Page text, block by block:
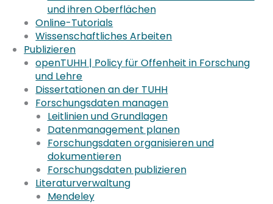
und ihren Oberflächen
Online-Tutorials
Wissenschaftliches Arbeiten
Publizieren
openTUHH | Policy für Offenheit in Forschung
und Lehre
Dissertationen an der TUHH
Forschungsdaten managen
Leitlinien und Grundlagen
Datenmanagement planen
Forschungsdaten organisieren und
dokumentieren
Forschungsdaten publizieren
Literaturverwaltung
Mendeley